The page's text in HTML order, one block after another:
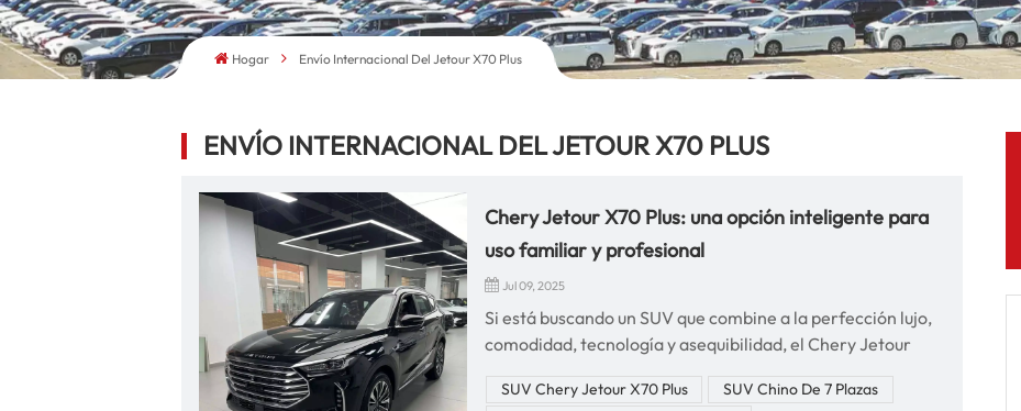
Hogar Envío Internacional Del Jetour X70 Plus
ENVÍO INTERNACIONAL DEL JETOUR X70 PLUS
Chery Jetour X70 Plus: una opción inteligente para
uso familiar y profesional
Jul 09, 2025
Si está buscando un SUV que combine a la perfección lujo,
comodidad, tecnología y asequibilidad, el Chery Jetour
satisfacer las demandas de las familias modernas y los
SUV Chery Jetour X70 Plus
SUV Chino De 7 Plazas